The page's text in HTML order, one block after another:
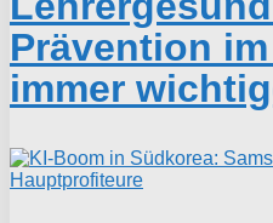
Prävention
immer